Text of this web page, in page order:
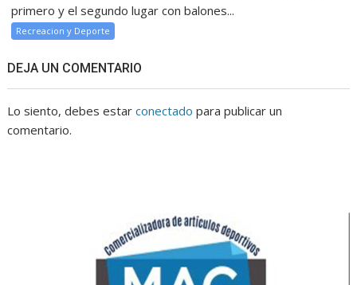
primero y el segundo lugar con balones...
Recreacion y Deporte
DEJA UN COMENTARIO
Lo siento, debes estarconectado para publicar un
comentario.